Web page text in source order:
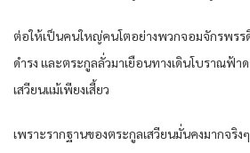
ต่อให้เป็นคนใหญ่คนโตอย่างพวกจอมจักรพรร
ดำรง และตระกูลลั่วมาเยือนทางเดินโบราณฟ้าด
เสวียนแม้เพียงเสี้ยว
เพราะรากฐานของตระกูลเสวียนมั่นคงมากจริงๆ